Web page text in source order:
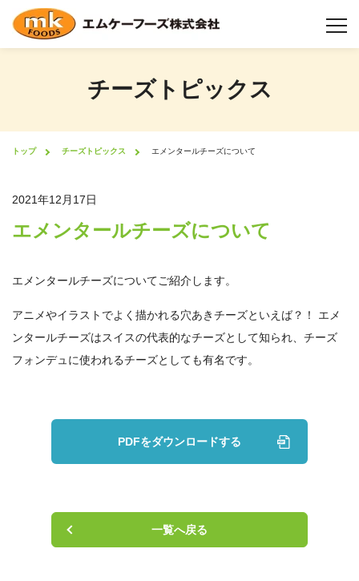
チーズについて
チーズ製造工程
業態から選択
機能性について
形状について
ニュース
チーズトピックス
お問い合わせ
チーズトピックス
トップ チーズトピックス エメンタールチーズについて
2021年12月17日
エメンタールチーズについて
エメンタールチーズについてご紹介します。
アニメやイラストでよく描かれる穴あきチーズといえば？！ エメ
ンタールチーズはスイスの代表的なチーズとして知られ、チーズ
フォンデュに使われるチーズとしても有名です。
PDFをダウンロードする
一覧へ戻る